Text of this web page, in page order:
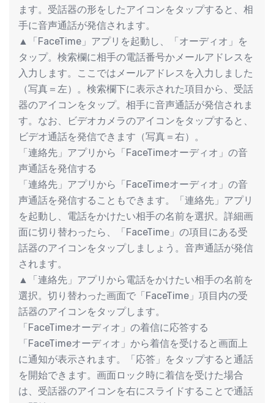
ます。受話器の形をしたアイコンをタップすると、相
手に音声通話が発信されます。
▲「FaceTime」アプリを起動し、「オーディオ」を
タップ。検索欄に相手の電話番号かメールアドレスを
入力します。ここではメールアドレスを入力しました
（写真＝左）。検索欄下に表示された項目から、受話
器のアイコンをタップ。相手に音声通話が発信されま
す。なお、ビデオカメラのアイコンをタップすると、
ビデオ通話を発信できます（写真＝右）。
「連絡先」アプリから「FaceTimeオーディオ」の音
声通話を発信する
「連絡先」アプリから「FaceTimeオーディオ」の音
声通話を発信することもできます。「連絡先」アプリ
を起動し、電話をかけたい相手の名前を選択。詳細画
面に切り替わったら、「FaceTime」の項目にある受
話器のアイコンをタップしましょう。音声通話が発信
されます。
▲「連絡先」アプリから電話をかけたい相手の名前を
選択。切り替わった画面で「FaceTime」項目内の受
話器のアイコンをタップします。
「FaceTimeオーディオ」の着信に応答する
「FaceTimeオーディオ」から着信を受けると画面上
に通知が表示されます。「応答」をタップすると通話
を開始できます。画面ロック時に着信を受けた場合
は、受話器のアイコンを右にスライドすることで通話